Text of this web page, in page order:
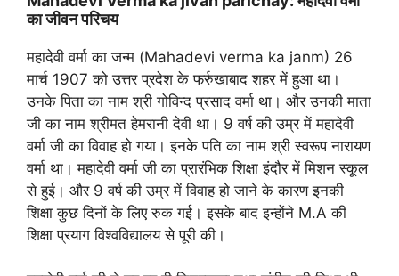
का जीवन परिचय
महादेवी वर्मा का जन्म (Mahadevi verma ka janm) 26
मार्च 1907 को उत्तर प्रदेश के फर्रुखाबाद शहर में हुआ था।
उनके पिता का नाम श्री गोविन्द प्रसाद वर्मा था। और उनकी माता
जी का नाम श्रीमत हेमरानी देवी था। 9 वर्ष की उम्र में महादेवी
वर्मा जी का विवाह हो गया। इनके पति का नाम श्री स्वरूप नारायण
वर्मा था। महादेवी वर्मा जी का प्रारंभिक शिक्षा इंदौर में मिशन स्कूल
से हुई। और 9 वर्ष की उम्र में विवाह हो जाने के कारण इनकी
शिक्षा कुछ दिनों के लिए रुक गई। इसके बाद इन्होंने M.A की
शिक्षा प्रयाग विश्वविद्यालय से पूरी की।